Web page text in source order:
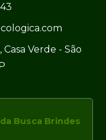
Verde - São
Busca Brindes